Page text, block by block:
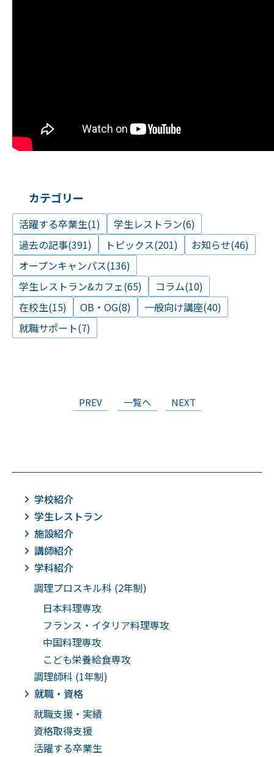
カテゴリー
活躍する卒業生(1)
学生レストラン(6)
過去の記事(391)
トピックス(201)
お知らせ(46)
オープンキャンパス(136)
学生レストラン&カフェ(65)
コラム(10)
在校生(15)
OB・OG(8)
一般向け講座(40)
就職サポート(7)
PREV 一覧へ NEXT
学校紹介
学生レストラン
施設紹介
講師紹介
学科紹介
調理プロスキル科 (2年制)
日本料理専攻
フランス・イタリア料理専攻
中国料理専攻
こども栄養給食専攻
調理師科 (1年制)
就職・資格
就職支援・実績
資格取得支援
活躍する卒業生